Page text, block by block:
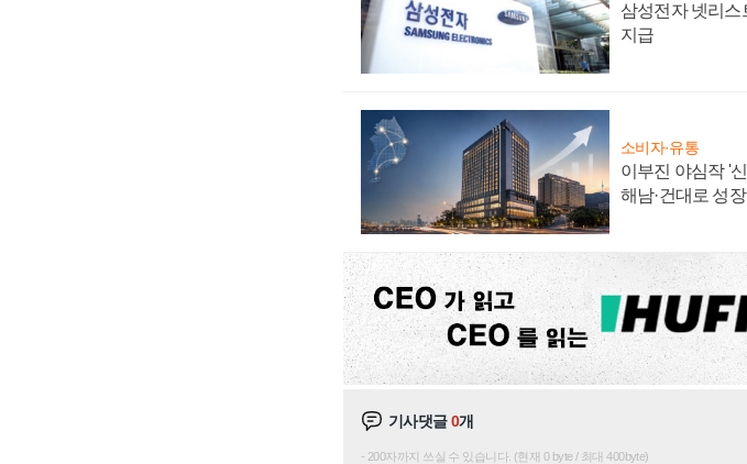
삼성전자 넷리스
지급
소비자·유통
이부진 야심작 '
해남·건대로 성
기사댓글0개
200자까지 쓰실 수 있습니다. (현재 0 byte / 최대 400byte)